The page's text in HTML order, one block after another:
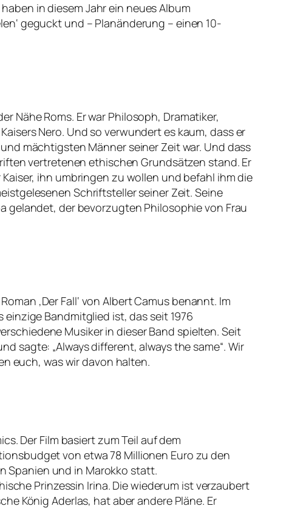
in diesem Jahr ein neues Album
geguckt und – Planänderung – einen 10-
Nähe Roms. Er war Philosoph, Dramatiker,
Nero. Und so verwundert es kaum, dass er
mächtigsten Männer seiner Zeit war. Und dass
vertretenen ethischen Grundsätzen stand. Er
ihn umbringen zu wollen und befahl ihm die
Schriftsteller seiner Zeit. Seine
gelandet, der bevorzugten Philosophie von Frau
‚Der Fall‘ von Albert Camus benannt. Im
Bandmitglied ist, das seit 1976
Musiker in dieser Band spielten. Seit
sagte: „Always different, always the same“. Wir
euch, was wir davon halten.
Der Film basiert zum Teil auf dem
von etwa 78 Millionen Euro zu den
Spanien und in Marokko statt.
Prinzessin Irina. Die wiederum ist verzaubert
König Aderlas, hat aber andere Pläne. Er